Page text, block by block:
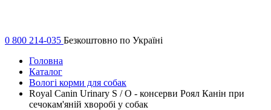
0 800 214-035 Безкоштовно по Україні
Головна
Каталог
Вологі корми для собак
Royal Canin Urinary S / O - консерви Роял Канін при
сечокам'яній хворобі у собак